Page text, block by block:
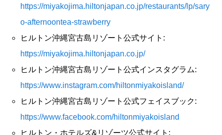
https://miyakojima.hiltonjapan.co.jp/restaurants/lp/sary
o-afternoontea-strawberry
ヒルトン沖縄宮古島リゾート公式サイト:
https://miyakojima.hiltonjapan.co.jp/
ヒルトン沖縄宮古島リゾート公式インスタグラム:
https://www.instagram.com/hiltonmiyakoisland/
ヒルトン沖縄宮古島リゾート公式フェイスブック:
https://www.facebook.com/hiltonmiyakoisland
ヒルトン・ホテルズ&リゾーツ公式サイト: